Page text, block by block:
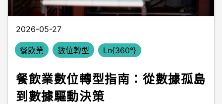
2026-05-27
餐飲業 數位轉型 Ln{360°}
餐飲業數位轉型指南：從數據孤島
到數據驅動決策